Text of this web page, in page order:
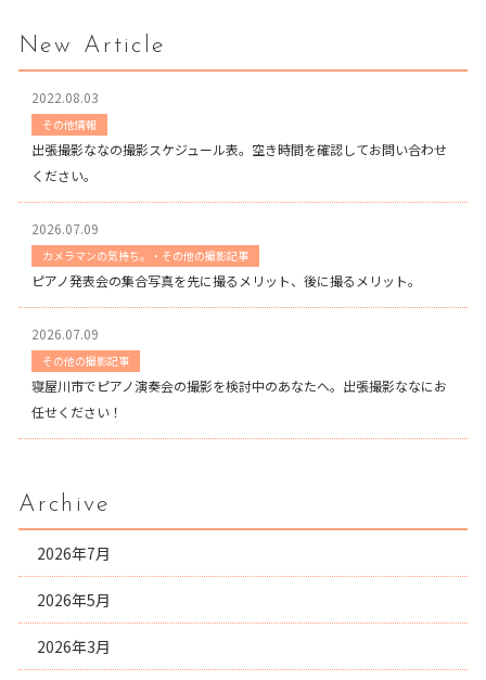
New Article
2022.08.03
その他情報
出張撮影ななの撮影スケジュール表。空き時間を確認してお問い合わせ
ください。
2026.07.09
カメラマンの気持ち。・その他の撮影記事
ピアノ発表会の集合写真を先に撮るメリット、後に撮るメリット。
2026.07.09
その他の撮影記事
寝屋川市でピアノ演奏会の撮影を検討中のあなたへ。出張撮影ななにお
任せください！
Archive
2026年7月
2026年5月
2026年3月